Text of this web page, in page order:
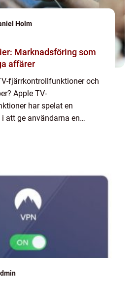
Holm
Marknadsföring som
affärer
fjärrkontrollfunktioner och
Apple TV-
har spelat en
att ge användarna en